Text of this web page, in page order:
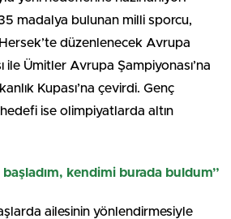
madalya bulunan milli sporcu,
düzenlenecek Avrupa
ile Ümitler Avrupa Şampiyonası’na
Kupası’na çevirdi. Genç
ise olimpiyatlarda altın
kendimi burada buldum”
ailesinin yönlendirmesiyle